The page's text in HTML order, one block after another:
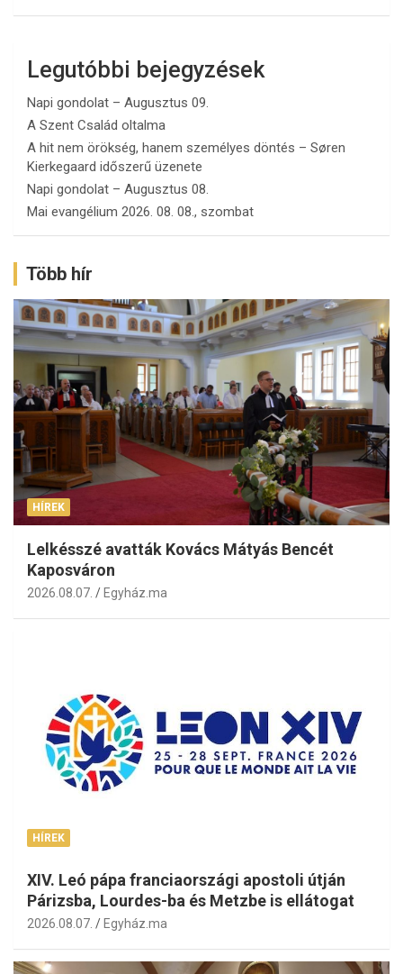
Legutóbbi bejegyzések
Napi gondolat – Augusztus 09.
A Szent Család oltalma
A hit nem örökség, hanem személyes döntés – Søren
Kierkegaard időszerű üzenete
Napi gondolat – Augusztus 08.
Mai evangélium 2026. 08. 08., szombat
Több hír
HÍREK
Lelkésszé avatták Kovács Mátyás Bencét
Kaposváron
2026.08.07. Egyház.ma
HÍREK
XIV. Leó pápa franciaországi apostoli útján
Párizsba, Lourdes-ba és Metzbe is ellátogat
2026.08.07. Egyház.ma